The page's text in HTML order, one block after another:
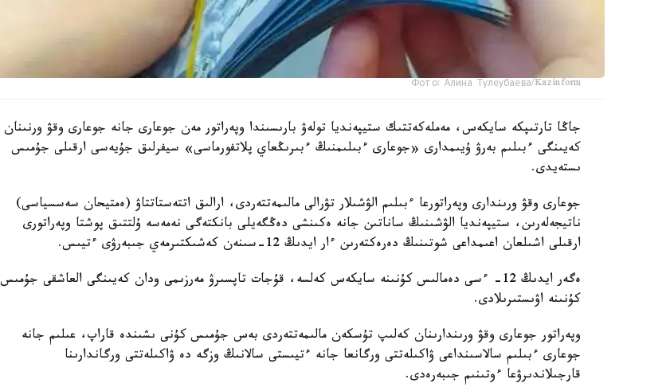
Фото: Алина Тулеубаева/Kazinform
جاڭا تارتىپكە سايكەس، مەملەكەتتىك ستيپەنديا تولەۋ بارىسىندا وپەراتور مەن جوعارى جانە جوعارى وقۋ ورنىنان
كەيىنگى ءبىلىم بەرۋ ۇيىمدارى «جوعارى ءبىلىمنىڭ ءبىرىڭعاي پلاتفورماسى» سيفرلىق جۇيەسى ارقىلى جۇمىس
ىستەيدى.
جوعارى وقۋ ورىندارى وپەراتورعا ءبىلىم الۋشىلار تۋرالى مالىمەتتەردى، ارالىق اتتەستاتتاۋ (ەمتيحان سەسسياسى)
ناتيجەلەرىن، ستيپەنديا الۋشىنىڭ ساناتىن جانە ەكىنشى دەڭگەيلى بانكتەگى نەمەسە ۇلتتىق پوشتا وپەراتورى
ارقىلى اشىلعان اعىمداعى شوتىنىڭ دەرەكتەرىن ءار ايدىڭ 12-سىنەن كەشىكتىرمەي جىبەرۋى ءتيىس.
ەگەر ايدىڭ 12- ءسى دەمالىس كۇنىنە سايكەس كەلسە، قۇجات تاپسىرۋ مەرزىمى ودان كەيىنگى العاشقى جۇمىس
كۇنىنە اۋىستىرىلادى.
وپەراتور جوعارى وقۋ ورىندارىنان كەلىپ تۇسكەن مالىمەتتەردى بەس جۇمىس كۇنى ىشىندە قاراپ، عىلىم جانە
جوعارى ءبىلىم سالاسىنداعى ۋاكىلەتتى ورگانعا جانە ءتيىستى سالانىڭ وزگە دە ۋاكىلەتتى ورگاندارىنا
قارجىلاندىرۋعا ءوتىنىم جىبەرەدى.